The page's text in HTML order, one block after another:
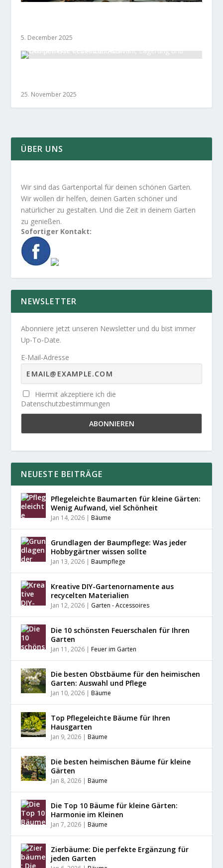
5. December 2025
25. November 2025
ÜBER UNS
Wir sind das Gartenportal für deinen schönen Garten.
Wir wollen dir helfen, deinen Garten schöner und
natürlicher zu gestalten. Und die Zeit in deinem Garten
zu genießen.
Sofortiger Kontakt:
NEWSLETTER
Abonniere jetzt unseren Newsletter und du bist immer
Up-To-Date.
E-Mail-Adresse
Hiermit akzeptiere ich die
Datenschutzbestimmungen
NEUESTE BEITRÄGE
Pflegeleichte Baumarten für kleine Gärten:
Wenig Aufwand, viel Schönheit
Jan 14, 2026 |Bäume
Grundlagen der Baumpflege: Was jeder
Hobbygärtner wissen sollte
Jan 13, 2026 |Baumpflege
Kreative DIY-Gartenornamente aus
recycelten Materialien
Jan 12, 2026 | Garten - Accessoires
Die 10 schönsten Feuerschalen für Ihren
Garten
Jan 11, 2026 |Feuer im Garten
Die besten Obstbäume für den heimischen
Garten: Auswahl und Pflege
Jan 10, 2026 |Bäume
Top Pflegeleichte Bäume für Ihren
Hausgarten
Jan 9, 2026 |Bäume
Die besten heimischen Bäume für kleine
Gärten
Jan 8, 2026 |Bäume
Die Top 10 Bäume für kleine Gärten:
Harmonie im Kleinen
Jan 7, 2026 |Bäume
Zierbäume: Die perfekte Ergänzung für
jeden Garten